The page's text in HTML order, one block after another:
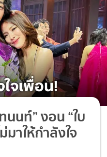
นท์” งอน “ใบ
มาให้กำลังใจ